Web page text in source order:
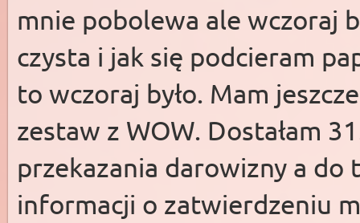
mnie pobolewa ale wczoraj
czysta i jak się podcieram
to wczoraj było. Mam
zestaw z WOW. Dostałam
przekazania darowizny a do
informacji o zatwierdzeniu